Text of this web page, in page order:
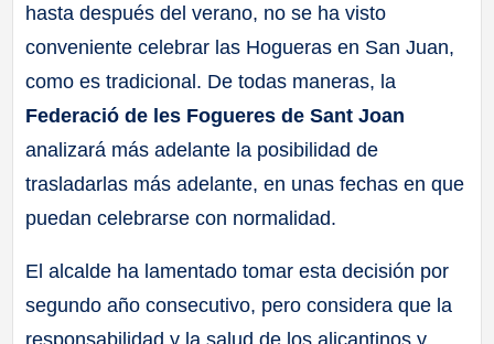
hasta después del verano, no se ha visto
conveniente celebrar las Hogueras en San Juan,
como es tradicional. De todas maneras, la
Federació de les Fogueres de Sant Joan
analizará más adelante la posibilidad de
trasladarlas más adelante, en unas fechas en que
puedan celebrarse con normalidad.
El alcalde ha lamentado tomar esta decisión por
segundo año consecutivo, pero considera que la
responsabilidad y la salud de los alicantinos y